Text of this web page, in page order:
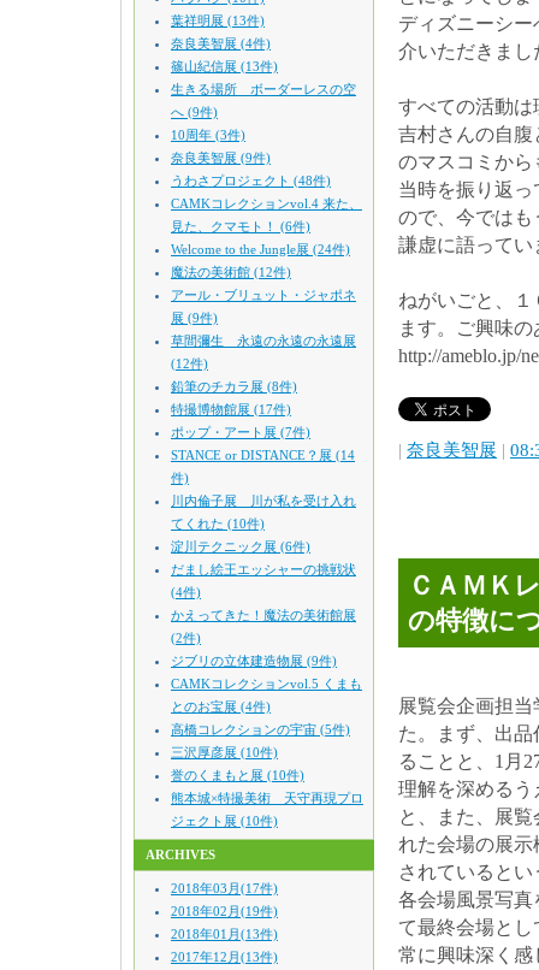
葉祥明展 (13件)
奈良美智展 (4件)
篠山紀信展 (13件)
生きる場所 ボーダーレスの空
へ (9件)
10周年 (3件)
奈良美智展 (9件)
うわさプロジェクト (48件)
CAMKコレクションvol.4 来た、
見た、クマモト！ (6件)
Welcome to the Jungle展 (24件)
魔法の美術館 (12件)
アール・ブリュット・ジャポネ
展 (9件)
草間彌生 永遠の永遠の永遠展
(12件)
鉛筆のチカラ展 (8件)
特撮博物館展 (17件)
ポップ・アート展 (7件)
STANCE or DISTANCE？展 (14
件)
川内倫子展 川が私を受け入れ
てくれた (10件)
淀川テクニック展 (6件)
だまし絵王エッシャーの挑戦状
(4件)
かえってきた！魔法の美術館展
(2件)
ジブリの立体建造物展 (9件)
CAMKコレクションvol.5 くまも
とのお宝展 (4件)
高橋コレクションの宇宙 (5件)
三沢厚彦展 (10件)
誉のくまもと展 (10件)
熊本城×特撮美術 天守再現プロ
ジェクト展 (10件)
ARCHIVES
2018年03月(17件)
2018年02月(19件)
2018年01月(13件)
2017年12月(13件)
ディズニーシ
介いただきまし
すべての活動
吉村さんの自
のマスコミか
当時を振り返
ので、今では
謙虚に語ってい
ねがいごと、
ます。ご興味
http://ameblo.jp/
| 奈良美智展 |
ＣＡＭＫ
の特徴に
展覧会企画担
た。まず、出品
ることと、1月
理解を深める
と、また、展
れた会場の展
されていると
各会場風景写
て最終会場と
常に興味深く